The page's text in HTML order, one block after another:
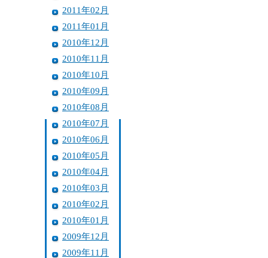
2011年02月
2011年01月
2010年12月
2010年11月
2010年10月
2010年09月
2010年08月
2010年07月
2010年06月
2010年05月
2010年04月
2010年03月
2010年02月
2010年01月
2009年12月
2009年11月